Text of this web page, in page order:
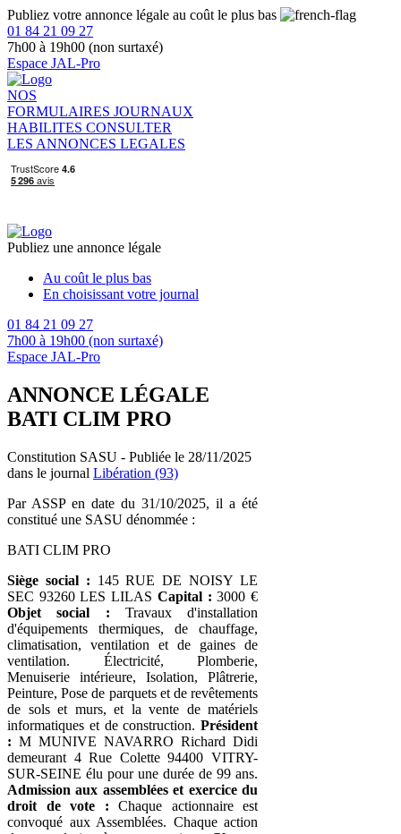
Publiez votre annonce légale au coût le plus bas
01 84 21 09 27
7h00 à 19h00 (non surtaxé)
Espace JAL-Pro
NOS
FORMULAIRES JOURNAUX
HABILITES CONSULTER
LES ANNONCES LEGALES
Publiez une annonce légale
Au coût le plus bas
En choisissant votre journal
01 84 21 09 27
7h00 à 19h00 (non surtaxé)
Espace JAL-Pro
ANNONCE LÉGALE
BATI CLIM PRO
Constitution SASU - Publiée le 28/11/2025
dans le journal Libération (93)
Par ASSP en date du 31/10/2025, il a été
constitué une SASU dénommée :
BATI CLIM PRO
Siège social : 145 RUE DE NOISY LE
SEC 93260 LES LILAS Capital : 3000 €
Objet social : Travaux d'installation
d'équipements thermiques, de chauffage,
climatisation, ventilation et de gaines de
ventilation. Électricité, Plomberie,
Menuiserie intérieure, Isolation, Plâtrerie,
Peinture, Pose de parquets et de revêtements
de sols et murs, et la vente de matériels
informatiques et de construction. Président
: M MUNIVE NAVARRO Richard Didi
demeurant 4 Rue Colette 94400 VITRY-
SUR-SEINE élu pour une durée de 99 ans.
Admission aux assemblées et exercice du
droit de vote : Chaque actionnaire est
convoqué aux Assemblées. Chaque action